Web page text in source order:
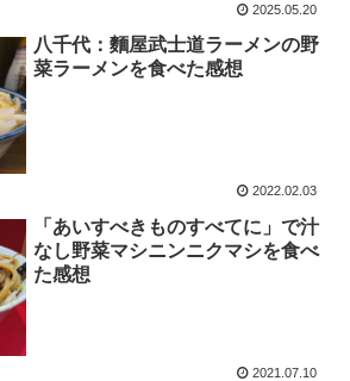
2025.05.20
八千代：麵屋武士道ラーメンの野
菜ラーメンを食べた感想
2022.02.03
「あいすべきものすべてに」で汁
なし野菜マシニンニクマシを食べ
た感想
2021.07.10